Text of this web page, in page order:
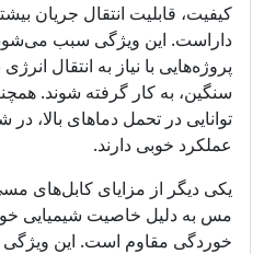
کیفیت، قابلیت انتقال جریان
داراست. این ویژگی سبب
پروژه‌هایی با نیاز به انتقال انرژی
سنگین، به کار گرفته شوند.
توانایی در تحمل دماهای بالا،
عملکرد خوبی دارند.
یکی دیگر از مزایای کابل‌های
مس به دلیل خاصیت شیمیایی
خوردگی مقاوم است. این